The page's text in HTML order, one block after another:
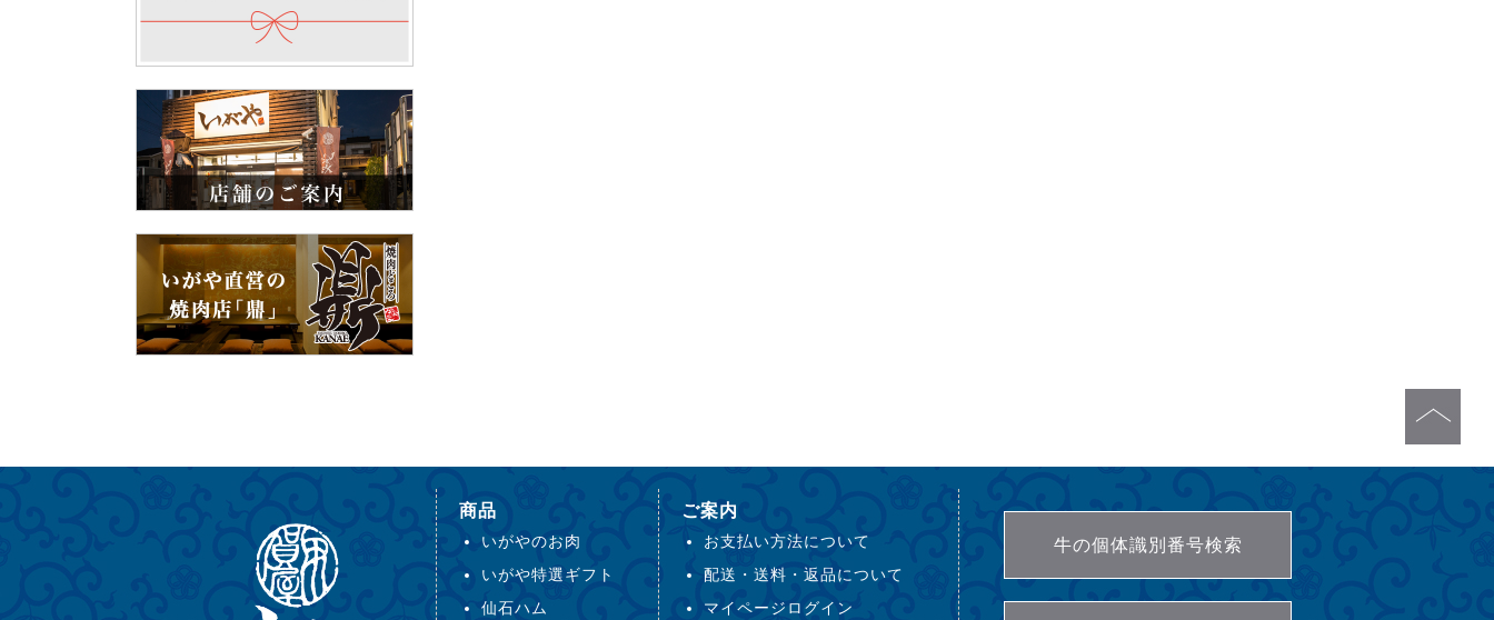
商品
いがやのお肉
いがや特選ギフト
仙石ハム
ご案内
お支払い方法について
配送・送料・返品について
マイページログイン
牛の個体識別番号検索